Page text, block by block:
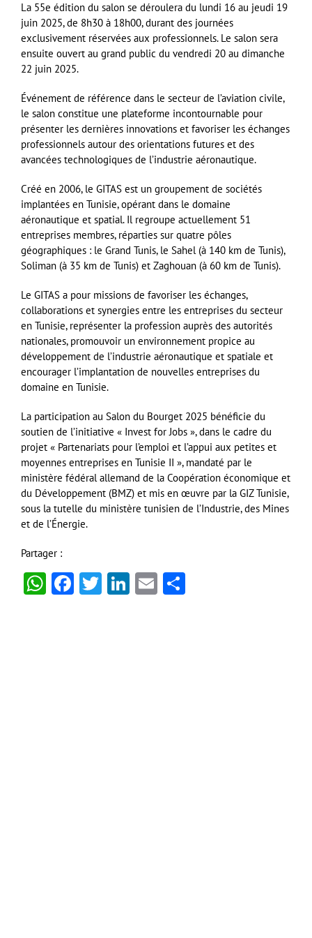
La 55e édition du salon se déroulera du lundi 16 au jeudi 19
juin 2025, de 8h30 à 18h00, durant des journées
exclusivement réservées aux professionnels. Le salon sera
ensuite ouvert au grand public du vendredi 20 au dimanche
22 juin 2025.
Événement de référence dans le secteur de l’aviation civile,
le salon constitue une plateforme incontournable pour
présenter les dernières innovations et favoriser les échanges
professionnels autour des orientations futures et des
avancées technologiques de l’industrie aéronautique.
Créé en 2006, le GITAS est un groupement de sociétés
implantées en Tunisie, opérant dans le domaine
aéronautique et spatial. Il regroupe actuellement 51
entreprises membres, réparties sur quatre pôles
géographiques : le Grand Tunis, le Sahel (à 140 km de Tunis),
Soliman (à 35 km de Tunis) et Zaghouan (à 60 km de Tunis).
Le GITAS a pour missions de favoriser les échanges,
collaborations et synergies entre les entreprises du secteur
en Tunisie, représenter la profession auprès des autorités
nationales, promouvoir un environnement propice au
développement de l’industrie aéronautique et spatiale et
encourager l’implantation de nouvelles entreprises du
domaine en Tunisie.
La participation au Salon du Bourget 2025 bénéficie du
soutien de l’initiative « Invest for Jobs », dans le cadre du
projet « Partenariats pour l’emploi et l’appui aux petites et
moyennes entreprises en Tunisie II », mandaté par le
ministère fédéral allemand de la Coopération économique et
du Développement (BMZ) et mis en œuvre par la GIZ Tunisie,
sous la tutelle du ministère tunisien de l’Industrie, des Mines
et de l’Énergie.
Partager :
WhatsApp
Facebook
Twitter
LinkedIn
Email